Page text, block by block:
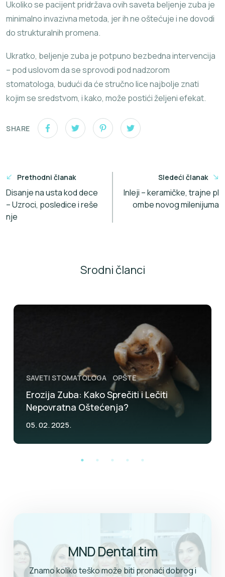
Ukoliko se pacijent pridržava ovih saveta beljenje zuba je
minimalno invazivna metoda, jer ih ne oštećuje i ne dovodi
do strukturalnih promena.
Ukratko, beljenje zuba je potpuno bezbedna intervencija
– pod uslovom da se sprovodi pod nadzorom
stomatologa, budući da će stručno lice najbolje znati
kojim se sredstvom, i kako, može postići željeni efekat.
SHARE
Кретање
чланка
Prethodni članak
Disanje na usta kod dece
– Uzroci, posledice i reše
nje
Sledeći članak
Inleji – keramičke, trajne pl
ombe novog milenijuma
Srodni članci
SAVETI STOMATOLOGA OPŠTE
Erozija Zuba: Kako Sprečiti i Lečiti
Nepovratna Oštećenja?
05. 02. 2025.
MND Dental tim
Znamo koliko teško može biti pronaći dobrog i